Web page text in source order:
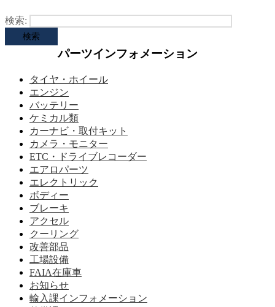
検索:
パーツインフォメーション
タイヤ・ホイール
エンジン
バッテリー
ケミカル類
カーナビ・取付キット
カメラ・モニター
ETC・ドライブレコーダー
エアロパーツ
エレクトリック
ボディー
ブレーキ
アクセル
クーリング
改善部品
工場設備
FAIA在庫車
お知らせ
輸入課インフォメーション